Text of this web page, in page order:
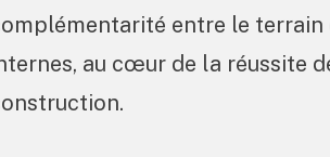
entre le terrain
au cœur de la réussite